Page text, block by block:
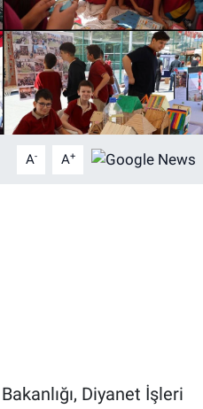
A- A+
Diyanet İşleri